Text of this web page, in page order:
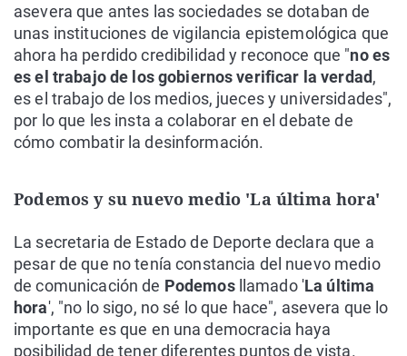
asevera que antes las sociedades se dotaban de
unas instituciones de vigilancia epistemológica que
ahora ha perdido credibilidad y reconoce que "no es
es el trabajo de los gobiernos verificar la verdad,
es el trabajo de los medios, jueces y universidades",
por lo que les insta a colaborar en el debate de
cómo combatir la desinformación.
Podemos y su nuevo medio 'La última hora'
La secretaria de Estado de Deporte declara que a
pesar de que no tenía constancia del nuevo medio
de comunicación de Podemos llamado 'La última
hora', "no lo sigo, no sé lo que hace", asevera que lo
importante es que en una democracia haya
posibilidad de tener diferentes puntos de vista.